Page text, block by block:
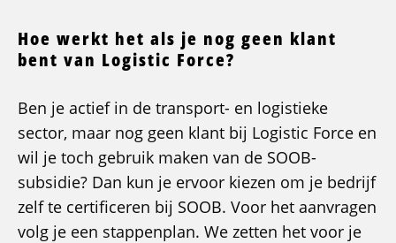
Hoe werkt het als je nog geen klant
bent van Logistic Force?
Ben je actief in de transport- en logistieke
sector, maar nog geen klant bij Logistic Force en
wil je toch gebruik maken van de SOOB-
subsidie? Dan kun je ervoor kiezen om je bedrijf
zelf te certificeren bij SOOB. Voor het aanvragen
volg je een stappenplan. We zetten het voor je